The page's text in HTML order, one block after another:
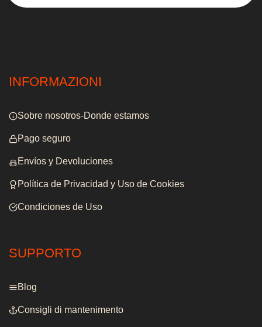
INFORMAZIONI
Sobre nosotros-Donde estamos
Pago seguro
Envíos y Devoluciones
Política de Privacidad y Uso de Cookies
Condiciones de Uso
SUPPORTO
Blog
Consigli di mantenimento